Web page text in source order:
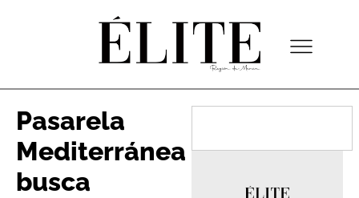
Pasarela
Mediterránea
busca